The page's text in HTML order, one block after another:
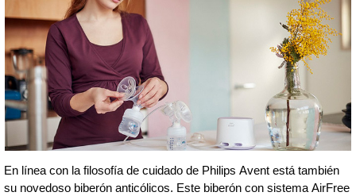
En línea con la filosofía de cuidado de Philips Avent está también
su novedoso biberón anticólicos. Este biberón con sistema AirFree